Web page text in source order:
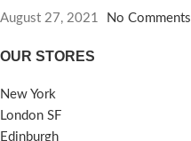
হতে পারে। খনিজ লবণে সমৃদ্ধ হওয়ায় এই
কাজ করে।
কিছু রোগের হাত থেকে বাঁচায়। মাংসপেশির
August 27, 2021 No Comments
OUR STORES
New York
London SF
Edinburgh